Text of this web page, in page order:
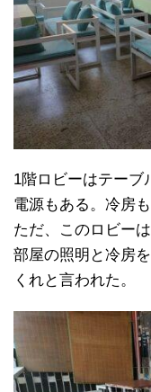
1階ロビーはテーブ
電源もある。冷房
ただ、このロビー
部屋の照明と冷房
くれと言われた。